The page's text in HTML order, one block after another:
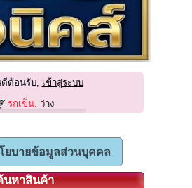
ต้อนรับ, เข้าสู่ระบบ
รถเข็น: ว่าง
ยบายข้อมูลส่วนบุคคล
นหาสินค้า